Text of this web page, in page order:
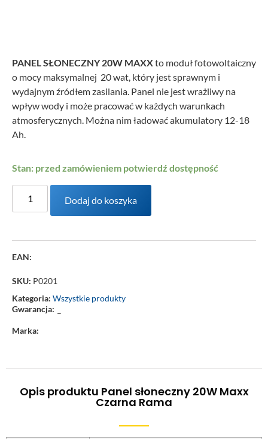
PANEL SŁONECZNY 20W MAXXto moduł fotowoltaiczny
o mocy maksymalnej 20 wat, który jest sprawnym i
wydajnym źródłem zasilania. Panel nie jest wrażliwy na
wpływ wody i może pracować w każdych warunkach
atmosferycznych. Można nim ładować akumulatory 12-18
Ah.
Stan: przed zamówieniem potwierdź dostępność
Dodaj do koszyka
EAN:
SKU: P0201
Kategoria: Wszystkie produkty
Gwarancja: –
Marka:
Opis produktu Panel słoneczny 20W Maxx
Czarna Rama